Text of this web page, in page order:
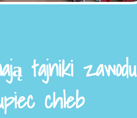
tajniki zawodu
chleb